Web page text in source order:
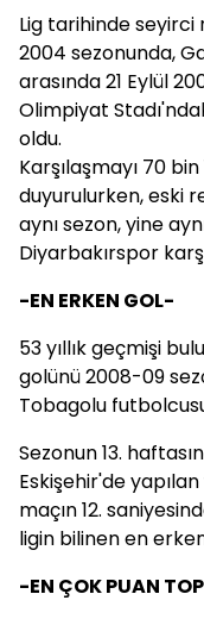
Lig tarihinde seyirci
2004 sezonunda,
arasında 21 Eylül
Olimpiyat
oldu.
Karşılaşmayı 70
duyurulurken, eski
aynı sezon, yine
Diyarbakırspor
-EN ERKEN GOL-
53 yıllık geçmişi
golünü 2008-09
Tobagolu
Sezonun 13.
Eskişehir'de
maçın 12.
ligin bilinen en
-EN ÇOK PUAN